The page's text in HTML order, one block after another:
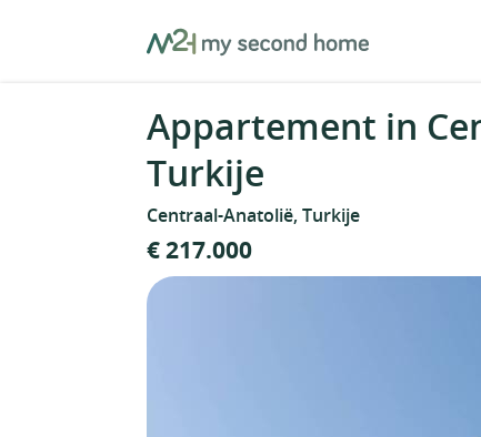
MySecondHome
Appartement in
Turkije
Centraal-Anatolië, Turkije
€ 217.000